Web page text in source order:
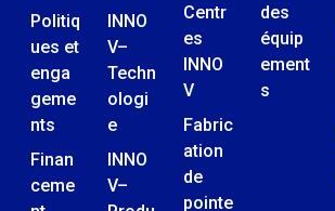
Politiq
ues et
enga
geme
nts
Finan
ceme
INNO
V–
Techn
ologi
e
INNO
V–
Centr
es
INNO
V
Fabric
ation
de
pointe
des
équip
ement
s